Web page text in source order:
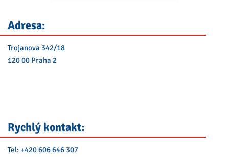
Adresa:
Trojanova 342/18
120 00 Praha 2
Rychlý kontakt:
Tel: +420 606 646 307